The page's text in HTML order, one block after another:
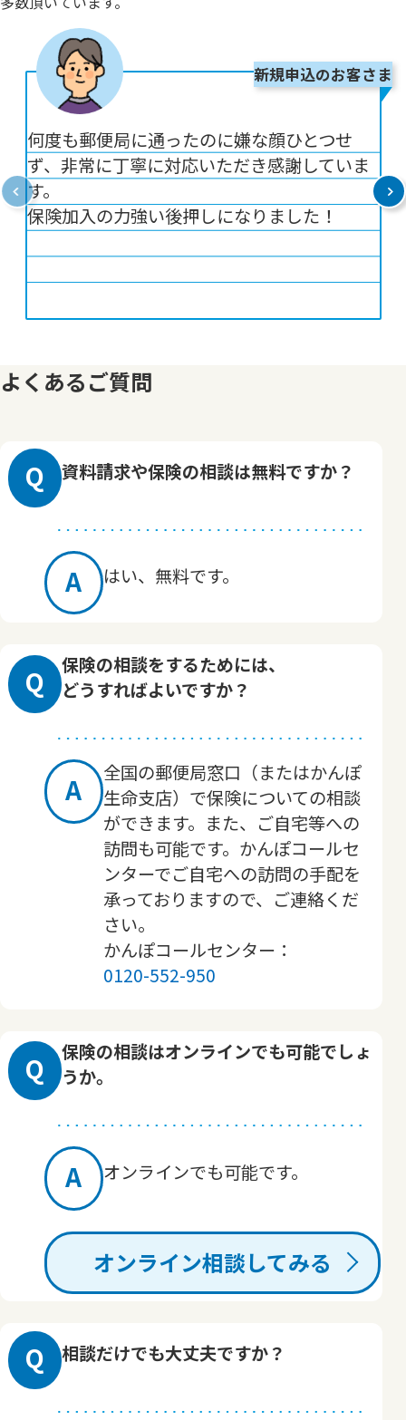
新規申込のお客さま
何度も郵便局に通ったのに嫌な顔ひとつせ
ず、非常に丁寧に対応いただき感謝していま
す。
保険加入の力強い後押しになりました！
よくあるご質問
Q 資料請求や保険の相談は無料ですか？
A はい、無料です。
Q
保険の相談をするためには、
どうすればよいですか？
A
全国の郵便局窓口（またはかんぽ
生命支店）で保険についての相談
ができます。また、ご自宅等への
訪問も可能です。かんぽコールセ
ンターでご自宅への訪問の手配を
承っておりますので、ご連絡くだ
さい。
かんぽコールセンター：
0120-552-950
Q
保険の相談はオンラインでも可能でしょ
うか。
A オンラインでも可能です。
オンライン相談してみる
Q 相談だけでも大丈夫ですか？